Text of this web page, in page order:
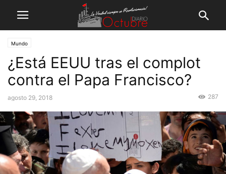
Mundo
¿Está EEUU tras el complot
contra el Papa Francisco?
agosto 29, 2018 287